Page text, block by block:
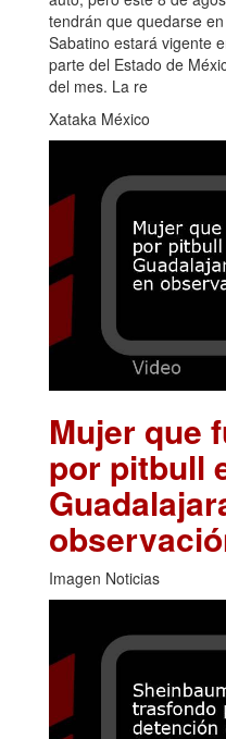
tendrán que quedarse
Sabatino estará vigente
parte del Estado de
del mes. La re
Xataka México
Mujer que
por pitbull
Imagen Noticias